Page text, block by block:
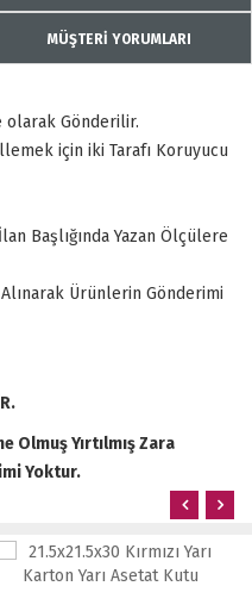
MÜŞTERİ YORUMLARI
olarak Gönderilir.
için iki Tarafı Koruyucu
Başlığında Yazan Ölçülere
Ürünlerin Gönderimi
Olmuş Yırtılmış Zara
Yoktur.